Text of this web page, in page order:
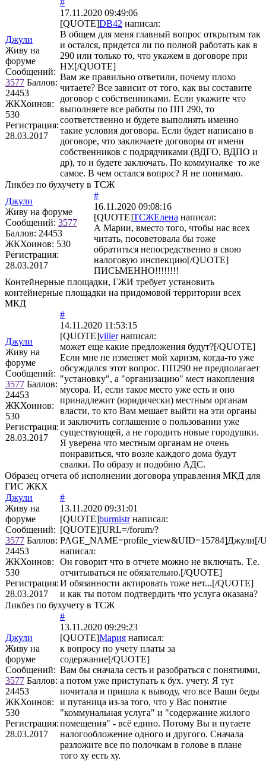
Джули
Живу на
форуме
Сообщений:
3577 Баллов:
24453
ЖКХоинов:
530
Регистрация:
28.03.2017
17.11.2020 09:49:06
[QUOTE]DB42 написал:
В общем для меня главный вопрос открытым так
и остался, придется ли по полной работать как в
290 или только то, что укажем в договоре при
НУ.[/QUOTE]
Вам же правильно ответили, почему плохо
читаете? Все зависит от того, как вы составите
договор с собственниками. Если укажите что
выполняете все работы по ПП 290, то
соответственно и будете выполнять именно
такие условия договора. Если будет написано в
договоре, что заключаете договоры от имени
собственников с подрядчиками (ВДГО, ВДПО и
др), то и будете заключать. По коммуналке то же
самое. В чем остался вопрос? Я не понимаю.
Ликбез по бухучету в ТСЖ
Джули
Живу на форуме
Сообщений: 3577
Баллов: 24453
ЖКХоинов: 530
Регистрация:
28.03.2017
#
16.11.2020 09:08:16
[QUOTE]ТСЖЕлена написал:
А Марии, вместо того, чтобы нас всех
читать, посоветовала бы тоже
обратиться непосредственно в свою
налоговую инспекцию[/QUOTE]
ПИСЬМЕННО!!!!!!!!
Контейнерные площадки, ГЖИ требует установить
контейнерные площадки на придомовой территории всех
МКД
Джули
Живу на
форуме
Сообщений:
3577 Баллов:
24453
ЖКХоинов:
530
Регистрация:
28.03.2017
#
14.11.2020 11:53:15
[QUOTE]villerнаписал:
может еще какие предложения будут?[/QUOTE]
Если мне не изменяет мой харизм, когда-то уже
обсуждался этот вопрос. ПП290 не предполагает
"установку", а "организацию" мест накопления
мусора. И, если такое место уже есть и оно
принадлежит (юридически) местным органам
власти, то кто Вам мешает выйти на эти органы
и заключить соглашение о пользовании уже
существующей, а не городить новые городушки.
Я уверена что местным органам не очень
понравиться, что возле каждого дома будут
свалки. По образу и подобию АДС.
Образец отчета об исполнении договора управления МКД для
ГИС ЖКХ
Джули
Живу на
форуме
Сообщений:
3577 Баллов:
24453
ЖКХоинов:
530
Регистрация:
28.03.2017
#
13.11.2020 09:31:01
[QUOTE]burmistrнаписал:
[QUOTE][URL=/forum/?
PAGE_NAME=profile_view&UID=15784]Джули[/
написал:
Он говорит что в отчете можно не включать. Т.е.
отчитываться не обязательно.[/QUOTE]
И обязанности актировать тоже нет...[/QUOTE]
и как ты потом подтвердить что услуга оказана?
Ликбез по бухучету в ТСЖ
Джули
Живу на
форуме
Сообщений:
3577 Баллов:
24453
ЖКХоинов:
530
Регистрация:
28.03.2017
#
13.11.2020 09:29:23
[QUOTE]Мария написал:
к вопросу по учету платы за
содержание[/QUOTE]
Вам бы сначала сесть и разобраться с понятиями,
а потом уже приступать к бух. учету. Я тут
почитала и пришла к выводу, что все Ваши беды
и путаница из-за того, что у Вас понятие
"коммунальная услуга" и "содержание жилого
помещения" - всё едино. Потому Вы и путаете
налогообложение одного и другого. Сначала
разложите все по полочкам в голове в плане
того ху есть ху.